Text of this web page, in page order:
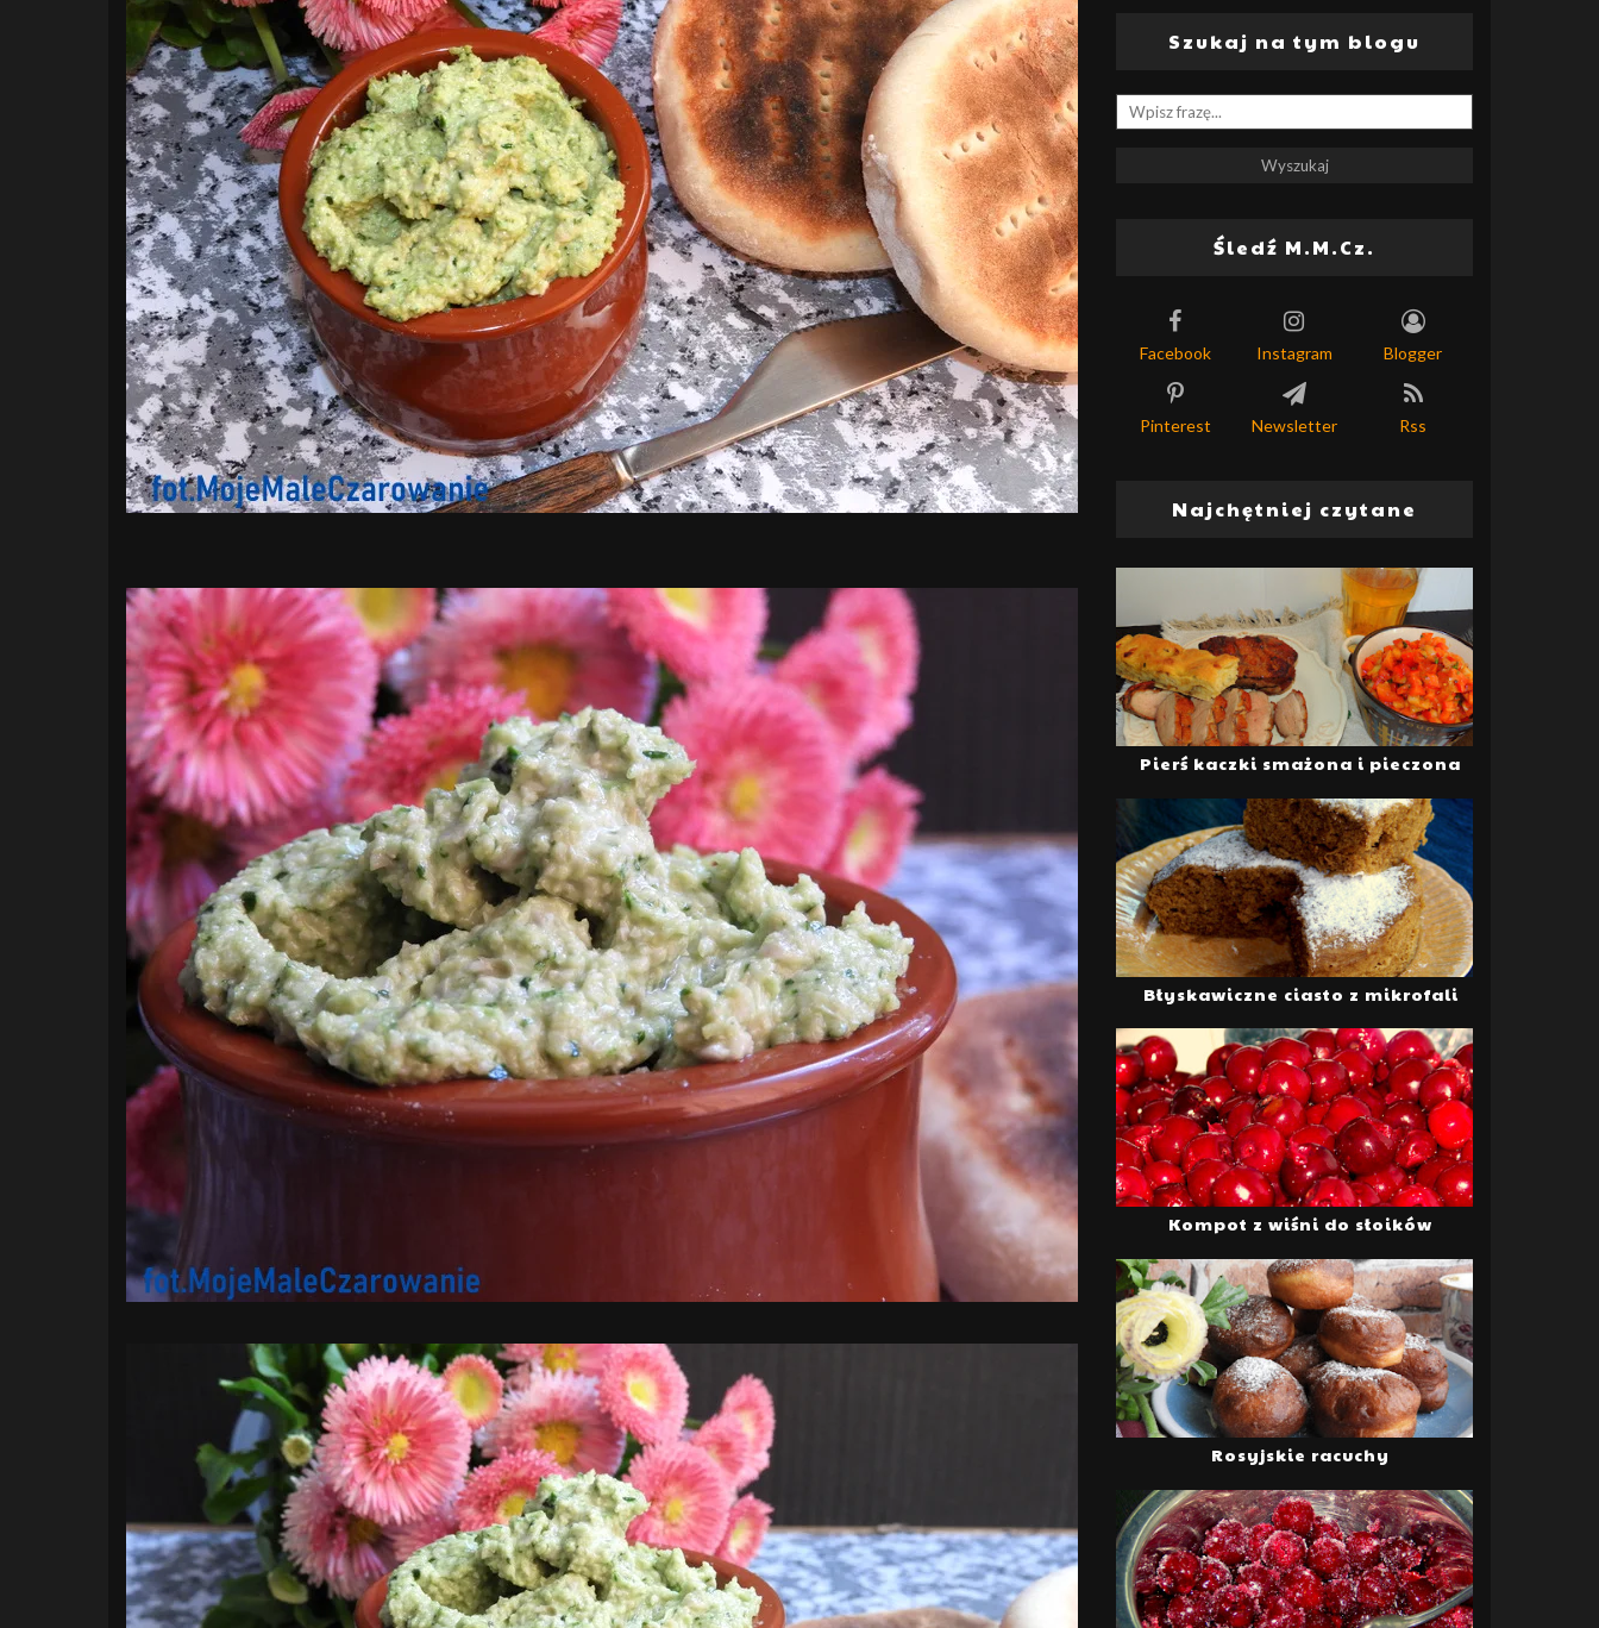
Szukaj na tym blogu
Śledź M.M.Cz.
Facebook Instagram Blogger
Pinterest Newsletter Rss
Najchętniej czytane
Pierś kaczki smażona i pieczona
Błyskawiczne ciasto z mikrofali
Kompot z wiśni do słoików
Rosyjskie racuchy